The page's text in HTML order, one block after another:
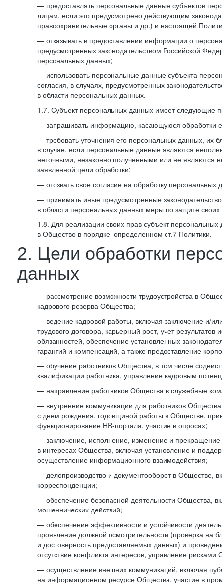
— предоставлять персональные данные субъектов
лицам, если это предусмотрено действующим
правоохранительные органы и др.) и настоящей
— отказывать в предоставлении информации о
предусмотренных законодательством Российской
персональных данных;
— использовать персональные данные субъекта
согласия, в случаях, предусмотренных
в области персональных данных.
1.7. Субъект персональных данных имеет следующие
— запрашивать информацию, касающуюся обработки
— требовать уточнения его персональных данных, их
в случае, если персональные данные являются
неточными, незаконно полученными или не являются
заявленной цели обработки;
— отозвать свое согласие на обработку персональных
— принимать иные предусмотренные
в области персональных данных меры по защите своих
1.8. Для реализации своих прав субъект
в Общество в порядке, определенном ст.7 Политики.
2. Цели обработки
данных
— рассмотрение возможности трудоустройства в
кадрового резерва Общества;
— ведение кадровой работы, включая заключение и/
трудового договора, карьерный рост, учет
обязанностей, обеспечение установленных
гарантий и компенсаций, а также предоставление
— обучение работников Общества, в том числе
квалификации работника, управление кадровым
— направление работников Общества в служебные
— внутренние коммуникации для работников
с днем рождения, годовщиной работы в Обществе,
функционирование HR-портала, участие в опросах;
— заключение, исполнение, изменение и прекращение
в интересах Общества, включая установление и
осуществление информационного взаимодействия;
— делопроизводство и документооборот в Обществе,
корреспонденции;
— обеспечение безопасной деятельности Общества,
мошеннических действий;
— обеспечение эффективности и устойчивости
проявление должной осмотрительности (проверка на
и достоверность предоставляемых данных) и
отсутствие конфликта интересов, управление рисками
— осуществление внешних коммуникаций, включая
на информационном ресурсе Общества, участие в